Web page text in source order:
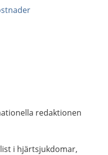
redaktionen
i hjärtsjukdomar,